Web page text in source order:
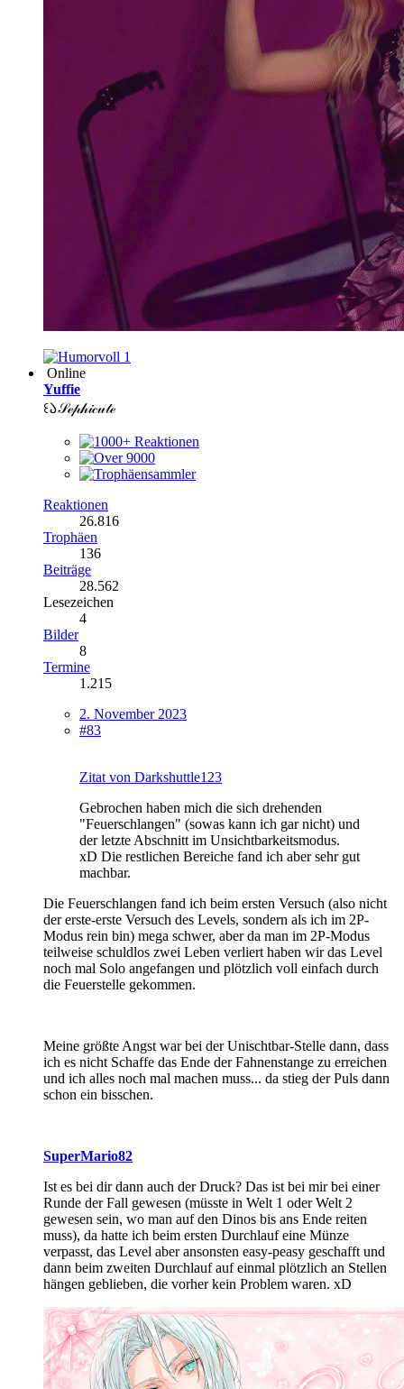
1
Online
Yuffie
꒰𑁬𝒮ℯ𝓅𝒽𝒾𝒸𝓊𝓉ℯ
Reaktionen
26.816
Trophäen
136
Beiträge
28.562
Lesezeichen
4
Bilder
8
Termine
1.215
2. November 2023
#83
Zitat von Darkshuttle123
Gebrochen haben mich die sich drehenden
"Feuerschlangen" (sowas kann ich gar nicht) und
der letzte Abschnitt im Unsichtbarkeitsmodus.
xD Die restlichen Bereiche fand ich aber sehr gut
machbar.
Die Feuerschlangen fand ich beim ersten Versuch (also nicht
der erste-erste Versuch des Levels, sondern als ich im 2P-
Modus rein bin) mega schwer, aber da man im 2P-Modus
teilweise schuldlos zwei Leben verliert haben wir das Level
noch mal Solo angefangen und plötzlich voll einfach durch
die Feuerstelle gekommen.
Meine größte Angst war bei der Unischtbar-Stelle dann, dass
ich es nicht Schaffe das Ende der Fahnenstange zu erreichen
und ich alles noch mal machen muss... da stieg der Puls dann
schon ein bisschen.
SuperMario82
Ist es bei dir dann auch der Druck? Das ist bei mir bei einer
Runde der Fall gewesen (müsste in Welt 1 oder Welt 2
gewesen sein, wo man auf den Dinos bis ans Ende reiten
muss), da hatte ich beim ersten Durchlauf eine Münze
verpasst, das Level aber ansonsten easy-peasy geschafft und
dann beim zweiten Durchlauf auf einmal plötzlich an Stellen
hängen geblieben, die vorher kein Problem waren. xD